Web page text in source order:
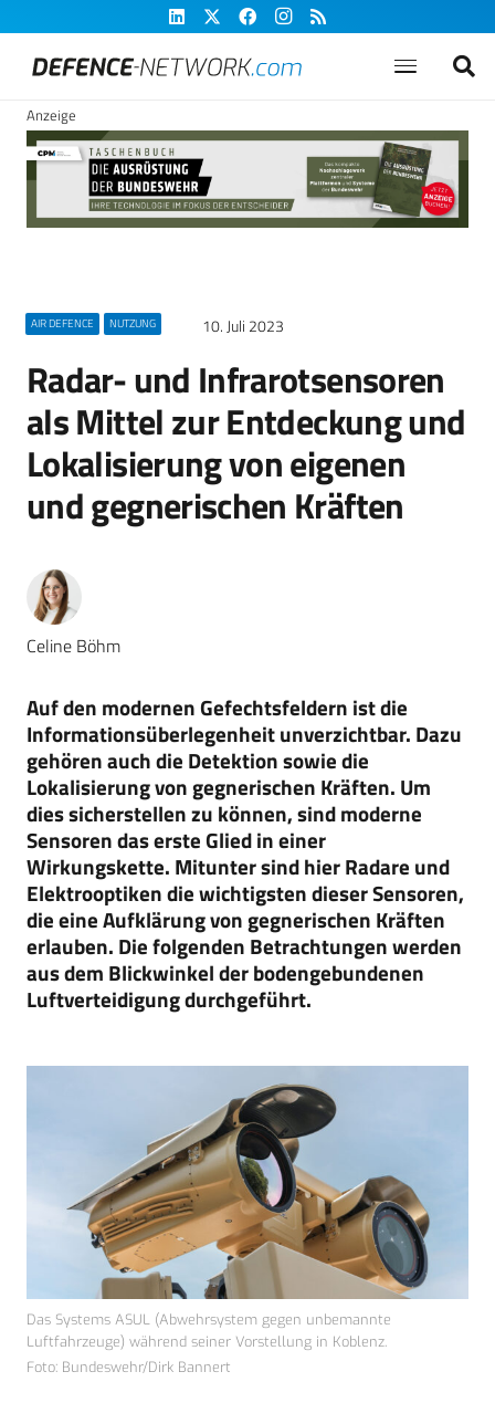
Anzeige
AIR DEFENCE NUTZUNG 10. Juli 2023
Radar- und Infrarotsensoren
als Mittel zur Entdeckung und
Lokalisierung von eigenen
und gegnerischen Kräften
Celine Böhm
Auf den modernen Gefechtsfeldern ist die
Informationsüberlegenheit unverzichtbar. Dazu
gehören auch die Detektion sowie die
Lokalisierung von gegnerischen Kräften. Um
dies sicherstellen zu können, sind moderne
Sensoren das erste Glied in einer
Wirkungskette. Mitunter sind hier Radare und
Elektro­optiken die wichtigsten dieser Sensoren,
die eine Aufklärung von gegnerischen Kräften
erlauben. Die folgenden Betrachtungen werden
aus dem Blickwinkel der bodengebundenen
Luftverteidigung durchgeführt.
Das Systems ASUL (Abwehrsystem gegen unbemannte
Luftfahrzeuge) während seiner Vorstellung in Koblenz.
Foto: Bundeswehr/Dirk Bannert